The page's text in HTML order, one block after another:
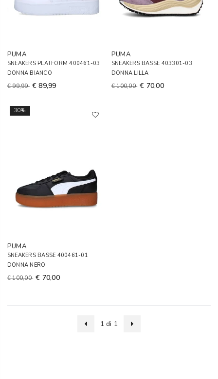
PUMA
SNEAKERS PLATFORM 400461-03
DONNA BIANCO
€ 99,99 € 89,99
PUMA
SNEAKERS BASSE 403301-03
DONNA LILLA
€ 100,00 € 70,00
30%
PUMA
SNEAKERS BASSE 400461-01
DONNA NERO
€ 100,00 € 70,00
1 di 1